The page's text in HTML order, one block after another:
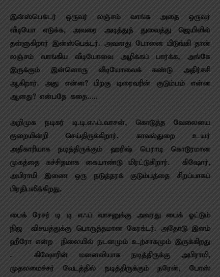
இன்ஸ்பெக்டர் ஒருவர் லஞ்சம் வாங்க அதை ஒருவர்
வீடியோ எடுக்க, அவரை அடித்துத் துவைத்து ஜெயிலில்
தள்ளுகிறார் இன்ஸ்பெக்டர். அவனது போனை பிடுங்கி தான்
லஞ்சம் வாங்கிய வீடியோவை அழிக்கப் பார்க்க, அங்கே
இருக்கும் இன்னொரு வீடியோவைக் கண்டு அதிர்சசி
ஆகிறார். அது என்ன? பிறகு டிரைவரின் குடும்பம் என்ன
ஆனது? என்பதே கதை…..
அறிமுக நடிகர் டி.டி.எஃப்.வாசன், கொடுத்த வேலையை
குறையின்றி செய்திருக்கிறார். காவல்துறை உயர்
அதிகாரியாக நடித்திருக்கும் ஹரிஷ் பெராடி கொடூரமான
முகத்தை கச்சிதமாக கையாண்டு மிரட்டுகிறார். கிஷோர்,
அபிராமி இணை ஒரு நடுத்தரக் குடும்பத்தை சிறப்பாகப்
பிரதிபலிக்கிறது.
பைக் ரேசர் டி டி எஃப் வாசனுக்கு அவரது பைக் ஓட்டும்
நிஜ விசயத்துக்கு பொருத்தமான கேரக்டர். அதோடு இளம்
ஹீரோ என்ற நிலையில் நடனமும் உற்சாகமும் இருக்கிறது
. கிஷோரின் மனைவியாக நடித்திருக்கு அபிராமி,
முதலமைச்சர் வேடத்தில் நடித்திருக்கும் நரேன், போஸ்